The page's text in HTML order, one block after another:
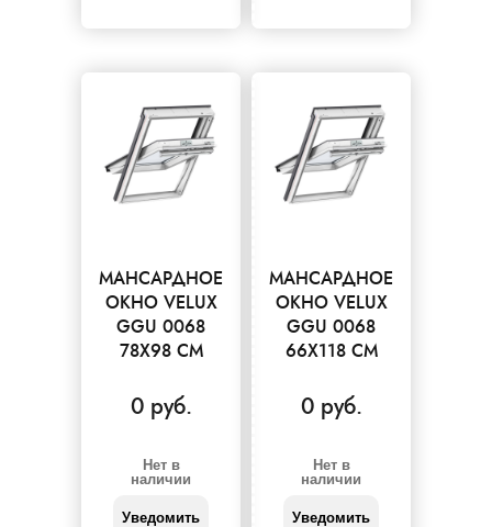
МАНСАРДНОЕ
ОКНО VELUX
GGU 0068
78X98 СМ
0 руб.
Нет в
наличии
Уведомить
МАНСАРДНОЕ
ОКНО VELUX
GGU 0068
66X118 СМ
0 руб.
Нет в
наличии
Уведомить